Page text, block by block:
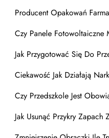
Producent Opakowań
Czy Panele Fotowoltaiczne
Jak Przygotować Się Do
Ciekawość Jak Działają
Czy Przedszkole Jest
Jak Usunąć Przykry Zapach